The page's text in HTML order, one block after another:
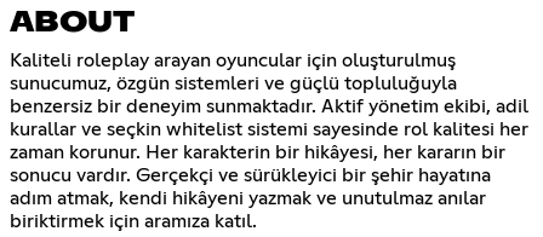
ABOUT
Kaliteli roleplay arayan oyuncular için oluşturulmuş
sunucumuz, özgün sistemleri ve güçlü topluluğuyla
benzersiz bir deneyim sunmaktadır. Aktif yönetim ekibi, adil
kurallar ve seçkin whitelist sistemi sayesinde rol kalitesi her
zaman korunur. Her karakterin bir hikâyesi, her kararın bir
sonucu vardır. Gerçekçi ve sürükleyici bir şehir hayatına
adım atmak, kendi hikâyeni yazmak ve unutulmaz anılar
biriktirmek için aramıza katıl.